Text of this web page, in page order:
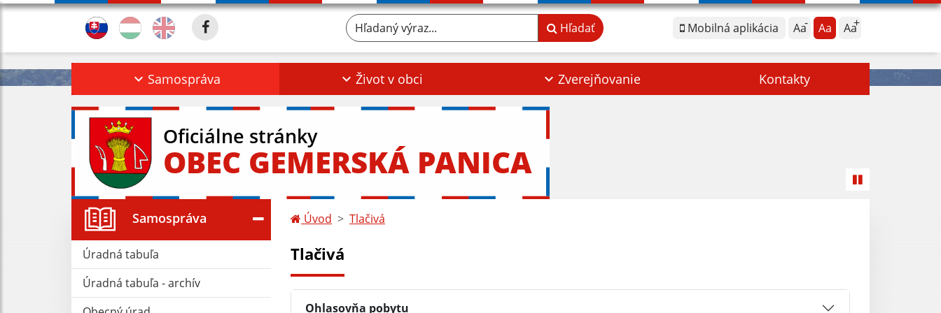
Mobilná aplikácia Aa Aa Aa
Hľadaný výraz... Hľadať
Samospráva Život v obci Zverejňovanie Kontakty
Oficiálne stránky
OBEC GEMERSKÁ PANICA
Samospráva
Úradná tabuľa
Úradná tabuľa - archív
Úvod Tlačivá
Tlačivá
Ohlasovňa pobytu